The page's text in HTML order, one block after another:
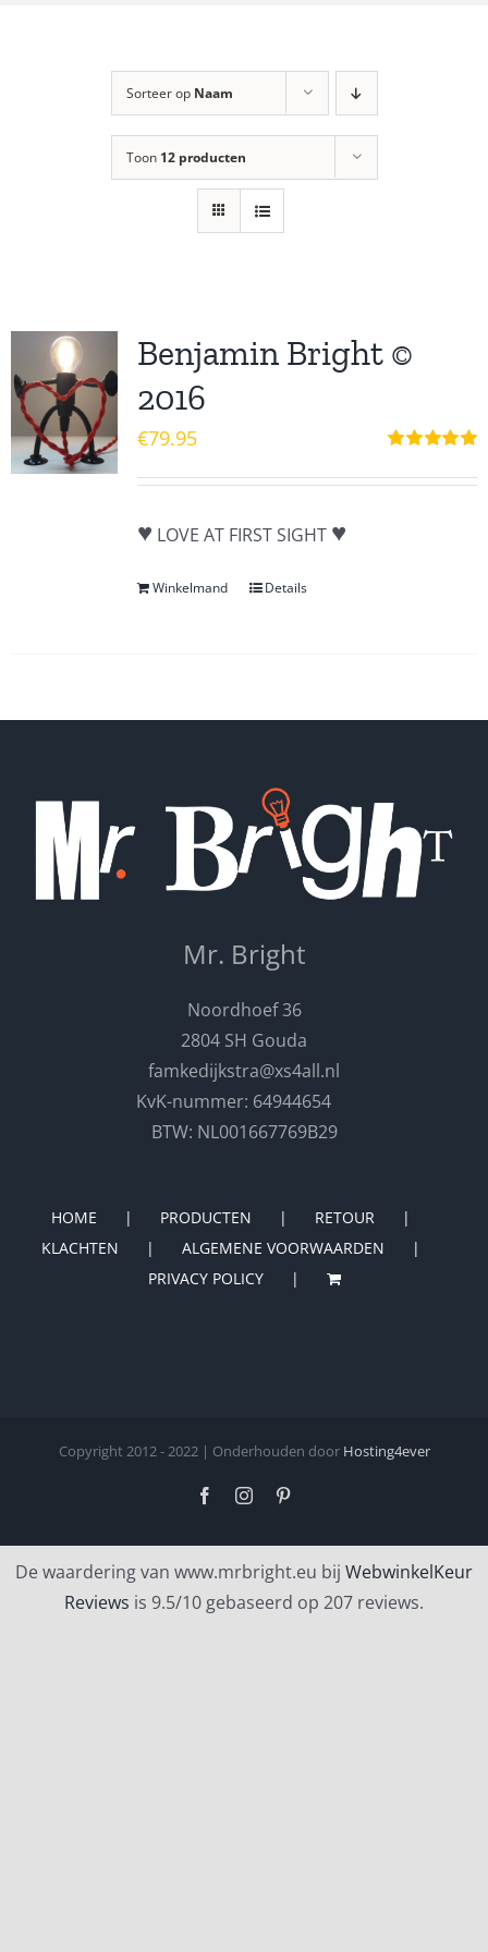
Sorteer op Naam
Toon 12 producten
Benjamin Bright ©
2016
5.00uit 5
€79.95
♥ LOVE AT FIRST SIGHT ♥
Winkelmand Details
Mr. Bright
Noordhoef 36
2804 SH Gouda
famkedijkstra@xs4all.nl
KvK-nummer: 64944654
BTW: NL001667769B29
HOME PRODUCTEN
RETOUR
KLACHTEN
ALGEMENE VOORWAARDEN
PRIVACY POLICY
Copyright 2012 - 2022 | Onderhouden door Hosting4ever
FacebookInstagram
De waardering van www.mrbright.eu bij WebwinkelKeur
Reviews is 9.5/10 gebaseerd op 207 reviews.